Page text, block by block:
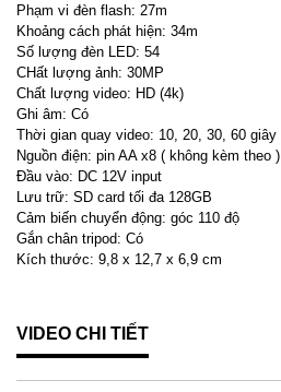
Phạm vi đèn flash: 27m
Khoảng cách phát hiện: 34m
Số lượng đèn LED: 54
CHất lượng ảnh: 30MP
Chất lượng video: HD (4k)
Ghi âm: Có
Thời gian quay video: 10, 20, 30, 60 giây
Nguồn điện: pin AA x8 ( không kèm theo )
Đầu vào: DC 12V input
Lưu trữ: SD card tối đa 128GB
Cảm biến chuyển động: góc 110 độ
Gắn chân tripod: Có
Kích thước: 9,8 x 12,7 x 6,9 cm
VIDEO CHI TIẾT